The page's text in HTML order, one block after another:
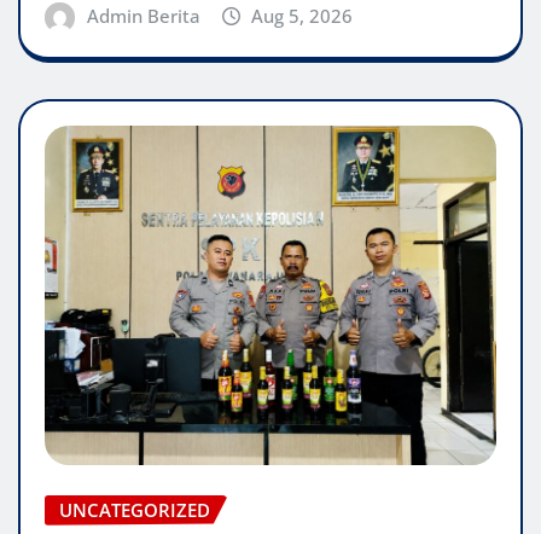
Admin Berita Aug 5, 2026
UNCATEGORIZED